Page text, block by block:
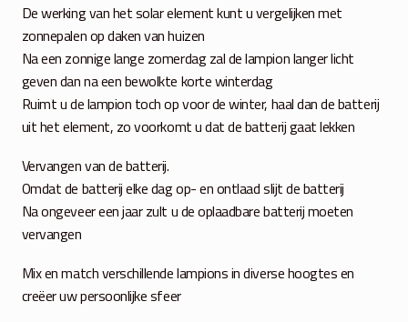
De werking van het solar element kunt u vergelijken met
zonnepalen op daken van huizen
Na een zonnige lange zomerdag zal de lampion langer licht
geven dan na een bewolkte korte winterdag
Ruimt u de lampion toch op voor de winter, haal dan de batterij
uit het element, zo voorkomt u dat de batterij gaat lekken
Vervangen van de batterij.
Omdat de batterij elke dag op- en ontlaad slijt de batterij
Na ongeveer een jaar zult u de oplaadbare batterij moeten
vervangen
Mix en match verschillende lampions in diverse hoogtes en
creëer uw persoonlijke sfeer